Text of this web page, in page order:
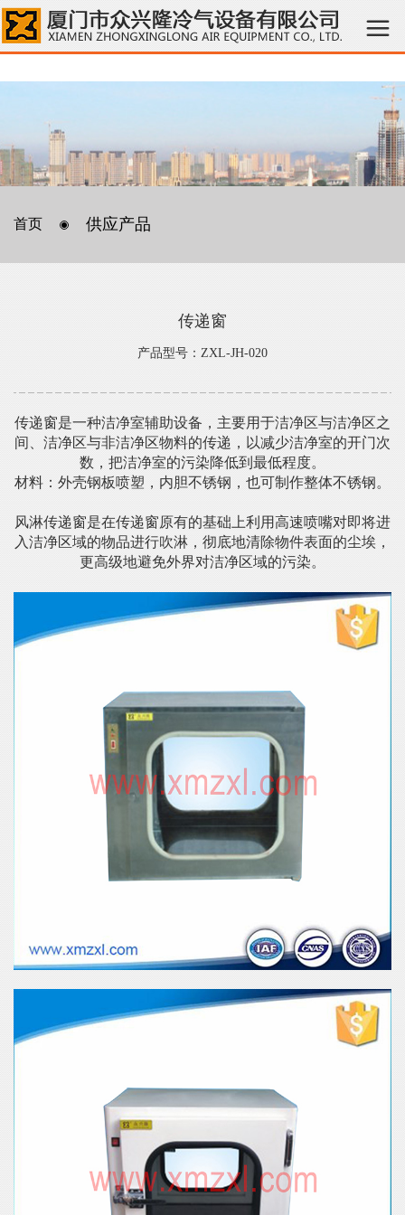
首页 供应产品
传递窗
产品型号：ZXL-JH-020
传递窗是一种洁净室辅助设备，主要用于洁净区与洁净区之
间、洁净区与非洁净区物料的传递，以减少洁净室的开门次
数，把洁净室的污染降低到最低程度。
材料：外壳钢板喷塑，内胆不锈钢，也可制作整体不锈钢。
风淋传递窗是在传递窗原有的基础上利用高速喷嘴对即将进
入洁净区域的物品进行吹淋，彻底地清除物件表面的尘埃，
更高级地避免外界对洁净区域的污染。